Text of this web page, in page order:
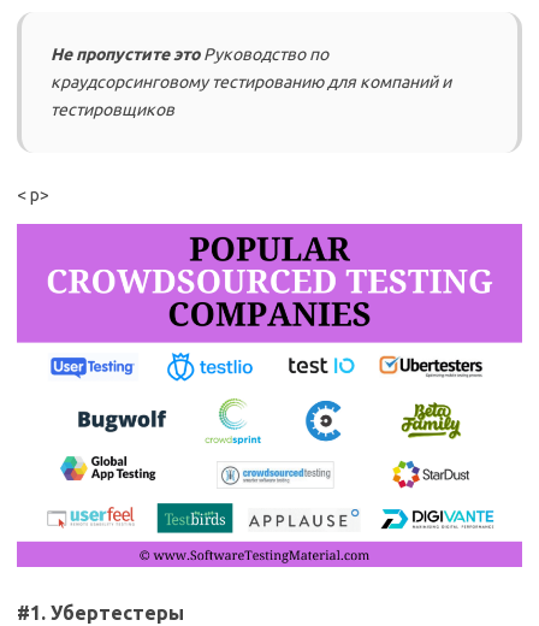
Не пропустите этоРуководство по
краудсорсинговому тестированию для компаний и
тестировщиков
< p>
#1. Убертестеры